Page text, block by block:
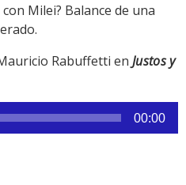
Milei? Balance de una
Rabuffetti en Justos y
00:00